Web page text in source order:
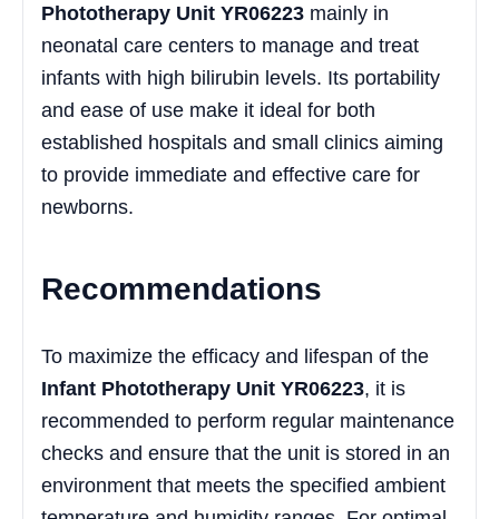
Phototherapy Unit YR06223 mainly in
neonatal care centers to manage and treat
infants with high bilirubin levels. Its portability
and ease of use make it ideal for both
established hospitals and small clinics aiming
to provide immediate and effective care for
newborns.
Recommendations
To maximize the efficacy and lifespan of the
Infant Phototherapy Unit YR06223, it is
recommended to perform regular maintenance
checks and ensure that the unit is stored in an
environment that meets the specified ambient